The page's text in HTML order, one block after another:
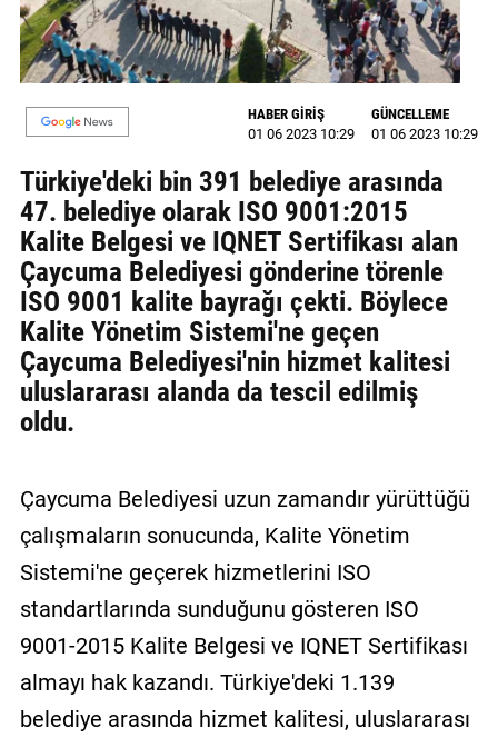
GALERİ
VİDEO
YAZARLAR
BİZE
ULAŞIN
Künye
İletişim
Gizlilik
Sözleşmesi
Kullanıcı
HABER GİRİŞ
01 06 2023 10:29
GÜNCELLEME
01 06 2023 10:29
Türkiye'deki bin 391 belediye arasında
47. belediye olarak ISO 9001:2015
Kalite Belgesi ve IQNET Sertifikası alan
Çaycuma Belediyesi gönderine törenle
ISO 9001 kalite bayrağı çekti. Böylece
Kalite Yönetim Sistemi'ne geçen
Çaycuma Belediyesi'nin hizmet kalitesi
uluslararası alanda da tescil edilmiş
oldu.
Çaycuma Belediyesi uzun zamandır yürüttüğü
çalışmaların sonucunda, Kalite Yönetim
Sistemi'ne geçerek hizmetlerini ISO
standartlarında sunduğunu gösteren ISO
9001-2015 Kalite Belgesi ve IQNET Sertifikası
almayı hak kazandı. Türkiye'deki 1.139
belediye arasında hizmet kalitesi, uluslararası